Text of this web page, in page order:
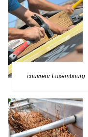
couvreur Luxembourg